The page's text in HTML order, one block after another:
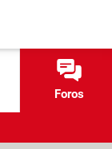
Foros